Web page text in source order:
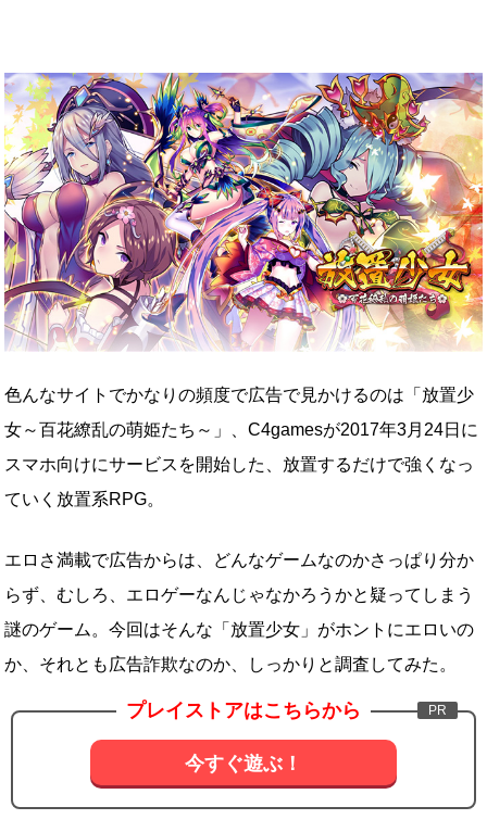
色んなサイトでかなりの頻度で広告で見かけるのは「放置少
女～百花繚乱の萌姫たち～」、C4gamesが2017年3月24日に
スマホ向けにサービスを開始した、放置するだけで強くなっ
ていく放置系RPG。
エロさ満載で広告からは、どんなゲームなのかさっぱり分か
らず、むしろ、エロゲーなんじゃなかろうかと疑ってしまう
謎のゲーム。今回はそんな「放置少女」がホントにエロいの
か、それとも広告詐欺なのか、しっかりと調査してみた。
プレイストアはこちらから
今すぐ遊ぶ！